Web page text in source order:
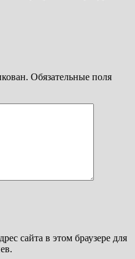
Обязательные поля
сайта в этом браузере для